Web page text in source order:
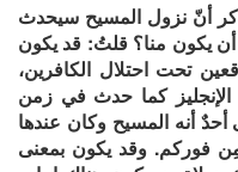
أنّ نزول المسيح سيحدث
أن يكون منا؟ قلتُ: قد يكون
تحت احتلال الكافرين،
الإنجليز كما حدث في زمن
أنه المسيح وكان عندها
مِن فوركم. وقد يكون بمعنى